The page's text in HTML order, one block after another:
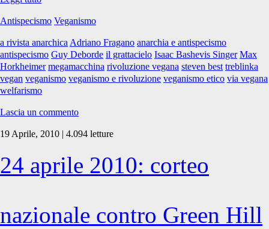
vegana
per
la
rivoluzione
Antispecismo Veganismo
a rivista anarchica Adriano Fragano anarchia e antispecismo
antispecismo Guy Deborde il grattacielo Isaac Bashevis Singer Max
Horkheimer megamacchina rivoluzione vegana steven best treblinka
vegan veganismo veganismo e rivoluzione veganismo etico via vegana
welfarismo
Lascia un commento
19 Aprile, 2010 | 4.094 letture
24 aprile 2010: corteo
nazionale contro Green Hill